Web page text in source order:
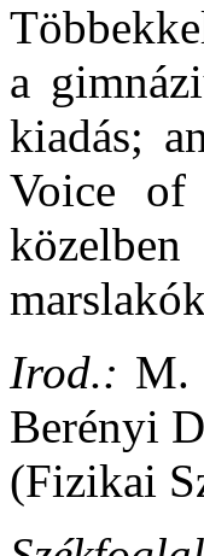
a
kiadás;
Voice of
Irod.: M.
Berényi
(Fizikai